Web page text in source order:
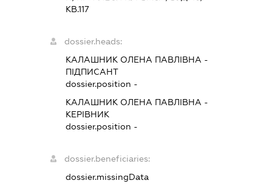
КВ.117
dossier.heads:
КАЛАШНИК ОЛЕНА ПАВЛІВНА -
ПІДПИСАНТ
dossier.position -
КАЛАШНИК ОЛЕНА ПАВЛІВНА -
КЕРІВНИК
dossier.position -
dossier.beneficiaries:
dossier.missingData